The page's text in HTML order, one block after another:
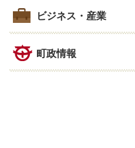
ビジネス・産業
町政情報